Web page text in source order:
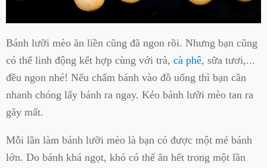
Bánh lưỡi mèo ăn liền cũng đã ngon rồi. Nhưng bạn cũng
có thể linh động kết hợp cùng với trà, cà phê, sữa tươi,...
đều ngon nhé! Nếu chấm bánh vào đồ uống thì bạn cần
nhanh chóng lấy bánh ra ngay. Kẻo bánh lưỡi mèo tan ra
gãy mất.
Mỗi lần làm bánh lưỡi mèo là bạn có được một mẻ bánh
lớn. Do bánh khá ngọt, khó có thể ăn hết trong một lần